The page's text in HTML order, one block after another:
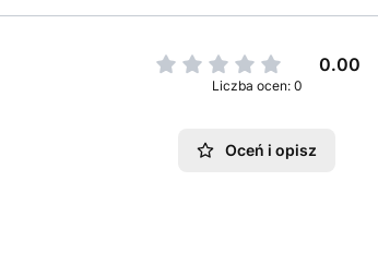
0.00
Liczba ocen: 0
Oceń i opisz